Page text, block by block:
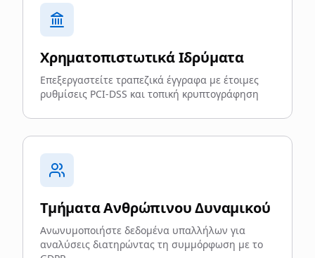
Χρηματοπιστωτικά Ιδρύματα
Επεξεργαστείτε τραπεζικά έγγραφα με έτοιμες
ρυθμίσεις PCI-DSS και τοπική κρυπτογράφηση
Τμήματα Ανθρώπινου Δυναμικού
Ανωνυμοποιήστε δεδομένα υπαλλήλων για
αναλύσεις διατηρώντας τη συμμόρφωση με το